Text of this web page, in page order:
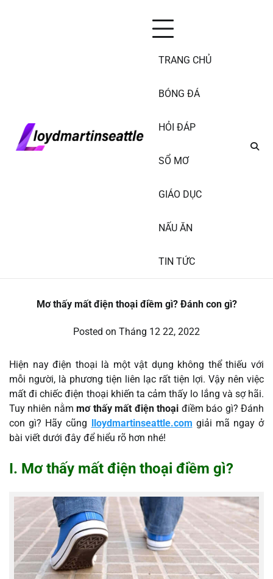
TRANG CHỦ
BÓNG ĐÁ
HỎI ĐÁP
SỔ MƠ
GIÁO DỤC
NẤU ĂN
TIN TỨC
Mơ thấy mất điện thoại điềm gì? Đánh con gì?
Posted on Tháng 12 22, 2022
Hiện nay điện thoại là một vật dụng không thể thiếu với
mỗi người, là phương tiện liên lạc rất tiện lợi. Vậy nên việc
mất đi chiếc điện thoại khiến ta cảm thấy lo lắng và sợ hãi.
Tuy nhiên nằmmơ thấy mất điện thoại điềm báo gì? Đánh
con gì? Hãy cũng lloydmartinseattle.com giải mã ngay ở
bài viết dưới đây để hiểu rõ hơn nhé!
I. Mơ thấy mất điện thoại điềm gì?